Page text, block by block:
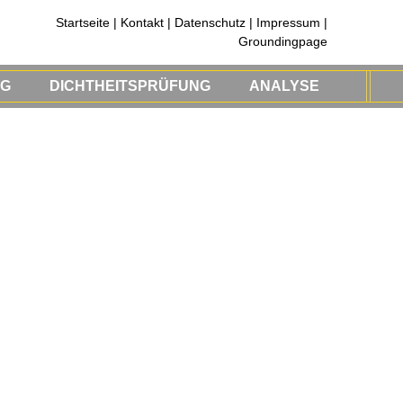
Startseite | Kontakt | Datenschutz | Impressum |
Groundingpage
DICHTHEITSPRÜFUNG ANALYSE